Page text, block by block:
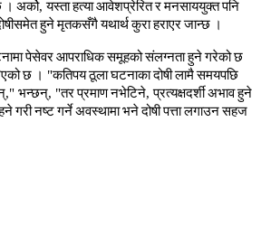
। अर्को,यस्ताहत्याआवेशप्रेरितरमनसाययुक्तपनि
हुनेमृतकसँगैयथार्थकुराहराएरजान्छ ।
पेसेवरआपराधिकसमूहकोसंलग्नताहुनेगरेकोछ
छ । "कतिपयठूलाघटनाकादोषीलामैसमयपछि
," भन्छन्, "तरप्रमाणनभेटिने,प्रत्यक्षदर्शीअभावहुने
गरीनष्टगर्नेअवस्थामाभनेदोषीपत्तालगाउनसहज